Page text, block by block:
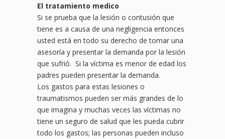
El tratamiento medico
Si se prueba que la lesión o contusión que
tiene es a causa de una negligencia entonces
usted está en todo su derecho de tomar una
asesoría y presentar la demanda por la lesión
que sufrió. Si la víctima es menor de edad los
padres pueden presentar la demanda.
Los gastos para estas lesiones o
traumatismos pueden ser más grandes de lo
que imagina y muchas veces las víctimas no
tiene un seguro de salud que les pueda cubrir
todo los gastos; las personas pueden incluso